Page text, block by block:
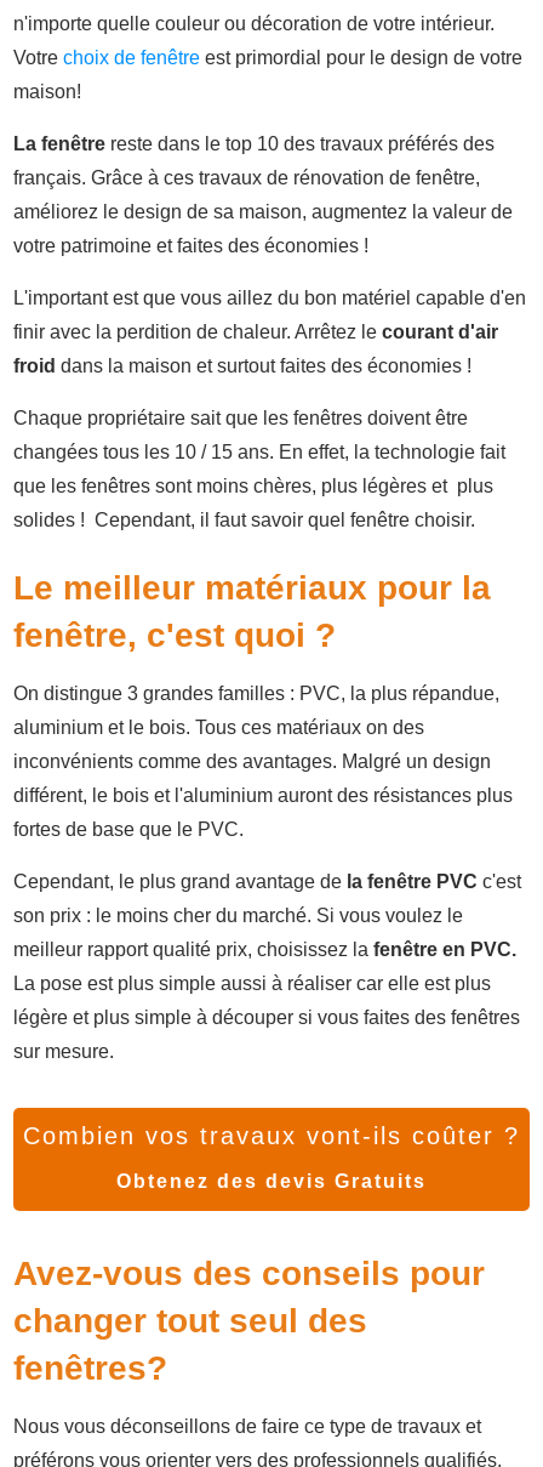
n'importe quelle couleur ou décoration de votre intérieur.
Votre choix de fenêtre est primordial pour le design de votre
maison!
La fenêtre reste dans le top 10 des travaux préférés des
français. Grâce à ces travaux de rénovation de fenêtre,
améliorez le design de sa maison, augmentez la valeur de
votre patrimoine et faites des économies !
L'important est que vous aillez du bon matériel capable d'en
finir avec la perdition de chaleur. Arrêtez le courant d'air
froid dans la maison et surtout faites des économies !
Chaque propriétaire sait que les fenêtres doivent être
changées tous les 10 / 15 ans. En effet, la technologie fait
que les fenêtres sont moins chères, plus légères et plus
solides ! Cependant, il faut savoir quel fenêtre choisir.
Le meilleur matériaux pour la
fenêtre, c'est quoi ?
On distingue 3 grandes familles : PVC, la plus répandue,
aluminium et le bois. Tous ces matériaux on des
inconvénients comme des avantages. Malgré un design
différent, le bois et l'aluminium auront des résistances plus
fortes de base que le PVC.
Cependant, le plus grand avantage de la fenêtre PVC c'est
son prix : le moins cher du marché. Si vous voulez le
meilleur rapport qualité prix, choisissez la fenêtre en PVC.
La pose est plus simple aussi à réaliser car elle est plus
légère et plus simple à découper si vous faites des fenêtres
sur mesure.
Combien vos travaux vont-ils coûter ?
Obtenez des devis Gratuits
Avez-vous des conseils pour
changer tout seul des
fenêtres?
Nous vous déconseillons de faire ce type de travaux et
préférons vous orienter vers des professionnels qualifiés.